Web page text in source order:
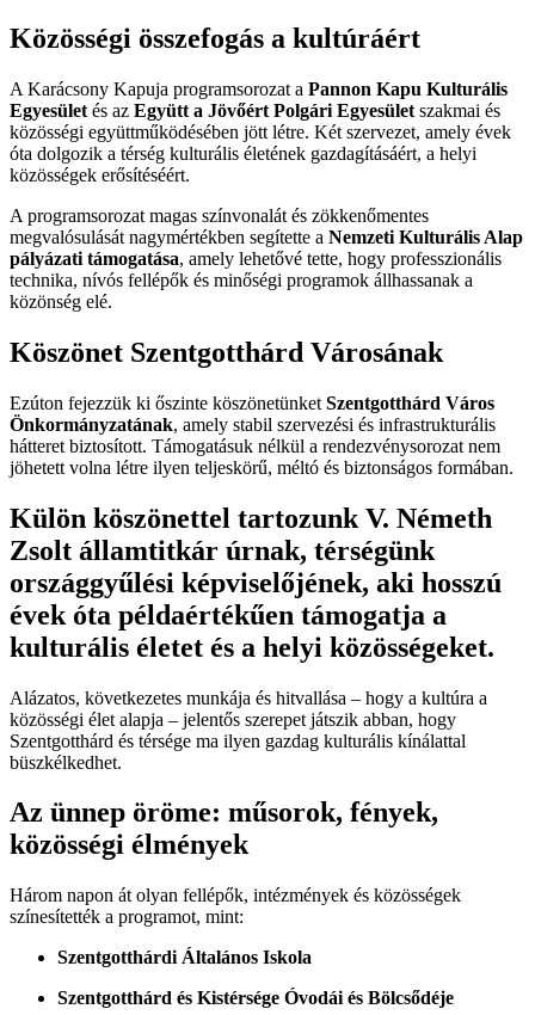
Közösségi összefogás a kultúráért
A Karácsony Kapuja programsorozat a Pannon Kapu Kulturális
Egyesület és az Együtt a Jövőért Polgári Egyesület szakmai és
közösségi együttműködésében jött létre. Két szervezet, amely évek
óta dolgozik a térség kulturális életének gazdagításáért, a helyi
közösségek erősítéséért.
A programsorozat magas színvonalát és zökkenőmentes
megvalósulását nagymértékben segítette a Nemzeti Kulturális Alap
pályázati támogatása, amely lehetővé tette, hogy professzionális
technika, nívós fellépők és minőségi programok állhassanak a
közönség elé.
Köszönet Szentgotthárd Városának
Ezúton fejezzük ki őszinte köszönetünket Szentgotthárd Város
Önkormányzatának, amely stabil szervezési és infrastrukturális
hátteret biztosított. Támogatásuk nélkül a rendezvénysorozat nem
jöhetett volna létre ilyen teljeskörű, méltó és biztonságos formában.
Külön köszönettel tartozunk V. Németh
Zsolt államtitkár úrnak, térségünk
országgyűlési képviselőjének, aki hosszú
évek óta példaértékűen támogatja a
kulturális életet és a helyi közösségeket.
Alázatos, következetes munkája és hitvallása – hogy a kultúra a
közösségi élet alapja – jelentős szerepet játszik abban, hogy
Szentgotthárd és térsége ma ilyen gazdag kulturális kínálattal
büszkélkedhet.
Az ünnep öröme: műsorok, fények,
közösségi élmények
Három napon át olyan fellépők, intézmények és közösségek
színesítették a programot, mint:
Szentgotthárdi Általános Iskola
Szentgotthárd és Kistérsége Óvodái és Bölcsődéje